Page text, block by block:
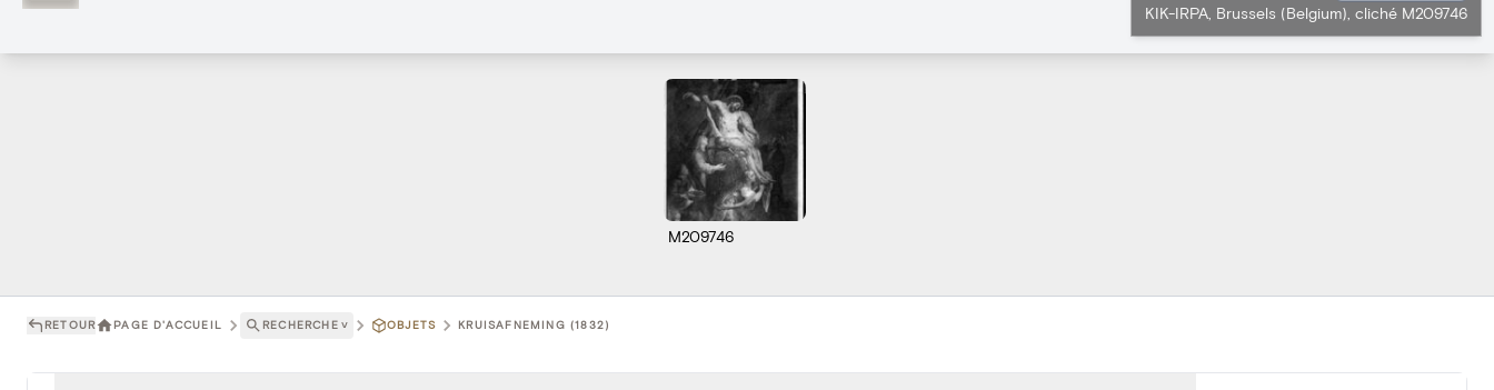
KIK-IRPA, Brussels (Belgium), cliché M209746
M209746
RETOUR PAGE D'ACCUEIL RECHERCHE ˅ OBJETS KRUISAFNEMING (1832)